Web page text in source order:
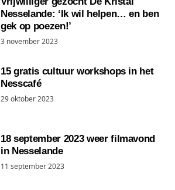
Nesselande: ‘Ik wil helpen… en ben
gek op poezen!’
3 november 2023
15 gratis cultuur workshops in het
Nesscafé
29 oktober 2023
18 september 2023 weer filmavond
in Nesselande
11 september 2023